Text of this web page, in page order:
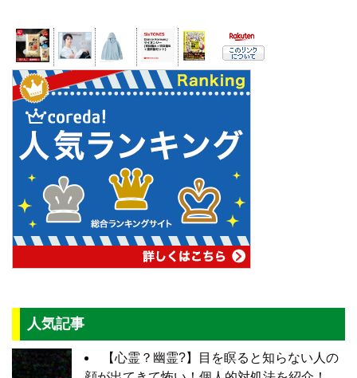
人気記事
【心霊？幽霊?】目を瞑ると知らない人の